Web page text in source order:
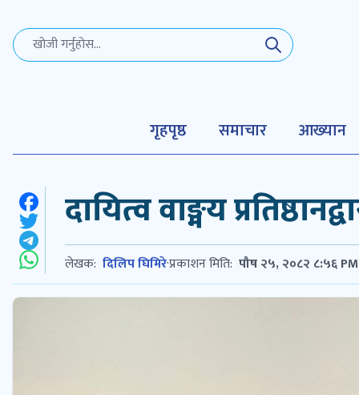
गृहपृष्ठ समाचार आख्यान
दायित्व वाङ्मय
लेखक: दिलिप घिमिरे·प्रकाशन मिति: पौष २५, २०८२ ८:५६ PM